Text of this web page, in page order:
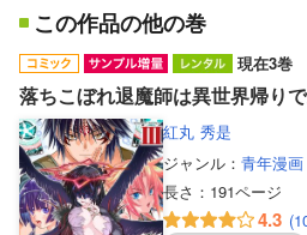
この作品の他の巻
現在3巻
落ちこぼれ退魔師は異世界帰り
紅丸 秀是
ジャンル： 青年漫画
長さ： 191ページ
4.3